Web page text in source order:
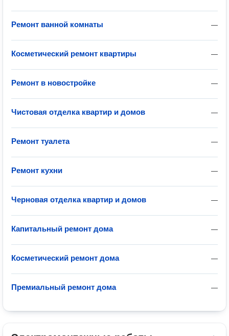
—
Ремонт ванной комнаты
—
Косметический ремонт квартиры
—
Ремонт в новостройке
—
Чистовая отделка квартир и домов
—
Ремонт туалета
—
Ремонт кухни
—
Черновая отделка квартир и домов
—
Капитальный ремонт дома
—
Косметический ремонт дома
—
Премиальный ремонт дома